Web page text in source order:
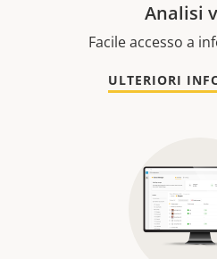
Analisi
Facile accesso a
ULTERIORI